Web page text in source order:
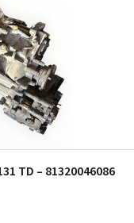
TD – 81320046086